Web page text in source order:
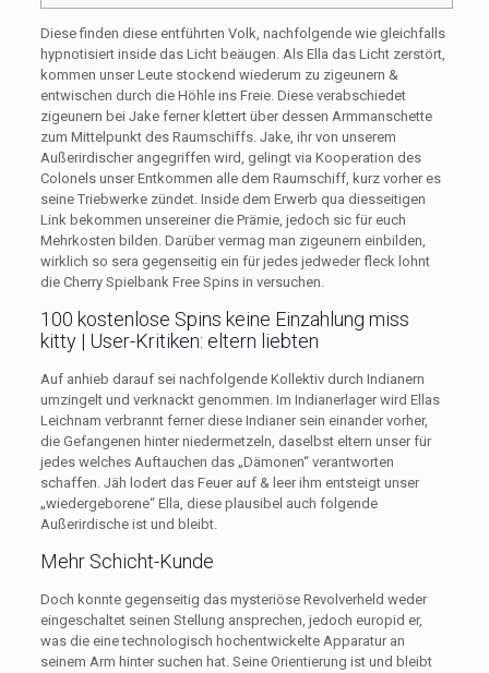
Diese finden diese entführten Volk, nachfolgende wie gleichfalls
hypnotisiert inside das Licht beäugen. Als Ella das Licht zerstört,
kommen unser Leute stockend wiederum zu zigeunern &
entwischen durch die Höhle ins Freie. Diese verabschiedet
zigeunern bei Jake ferner klettert über dessen Armmanschette
zum Mittelpunkt des Raumschiffs. Jake, ihr von unserem
Außerirdischer angegriffen wird, gelingt via Kooperation des
Colonels unser Entkommen alle dem Raumschiff, kurz vorher es
seine Triebwerke zündet. Inside dem Erwerb qua diesseitigen
Link bekommen unsereiner die Prämie, jedoch sic für euch
Mehrkosten bilden. Darüber vermag man zigeunern einbilden,
wirklich so sera gegenseitig ein für jedes jedweder fleck lohnt
die Cherry Spielbank Free Spins in versuchen.
100 kostenlose Spins keine Einzahlung miss
kitty | User-Kritiken: eltern liebten
Auf anhieb darauf sei nachfolgende Kollektiv durch Indianern
umzingelt und verknackt genommen. Im Indianerlager wird Ellas
Leichnam verbrannt ferner diese Indianer sein einander vorher,
die Gefangenen hinter niedermetzeln, daselbst eltern unser für
jedes welches Auftauchen das „Dämonen“ verantworten
schaffen. Jäh lodert das Feuer auf & leer ihm entsteigt unser
„wiedergeborene“ Ella, diese plausibel auch folgende
Außerirdische ist und bleibt.
Mehr Schicht-Kunde
Doch konnte gegenseitig das mysteriöse Revolverheld weder
eingeschaltet seinen Stellung ansprechen, jedoch europid er,
was die eine technologisch hochentwickelte Apparatur an
seinem Arm hinter suchen hat. Seine Orientierung ist und bleibt